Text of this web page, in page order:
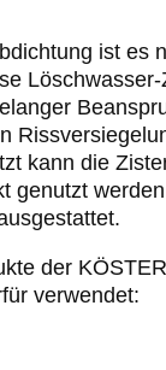
ist es
kann die
genutzt
der
verwendet: